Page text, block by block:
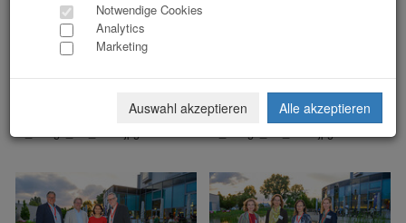
Notwendige Cookies
Analytics
Marketing
Auswahl akzeptieren Alle akzeptieren